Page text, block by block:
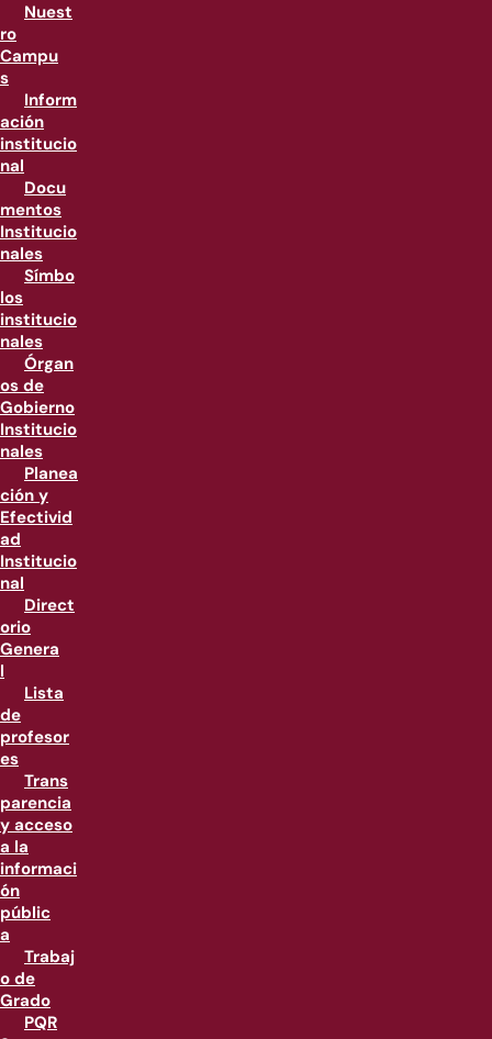
Nuest
ro
Campu
s
Inform
ación
institucio
nal
Docu
mentos
Institucio
nales
Símbo
los
institucio
nales
Órgan
os de
Gobierno
Institucio
nales
Planea
ción y
Efectivid
ad
Institucio
nal
Direct
orio
Genera
l
Lista
de
profesor
es
Trans
parencia
y acceso
a la
informaci
ón
públic
a
Trabaj
o de
Grado
PQR